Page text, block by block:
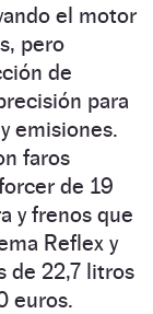
el motor
pero
de
para
emisiones.
faros
de 19
y frenos que
Reflex y
de 22,7 litros
euros.